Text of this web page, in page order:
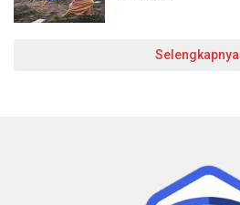
Selengkapnya